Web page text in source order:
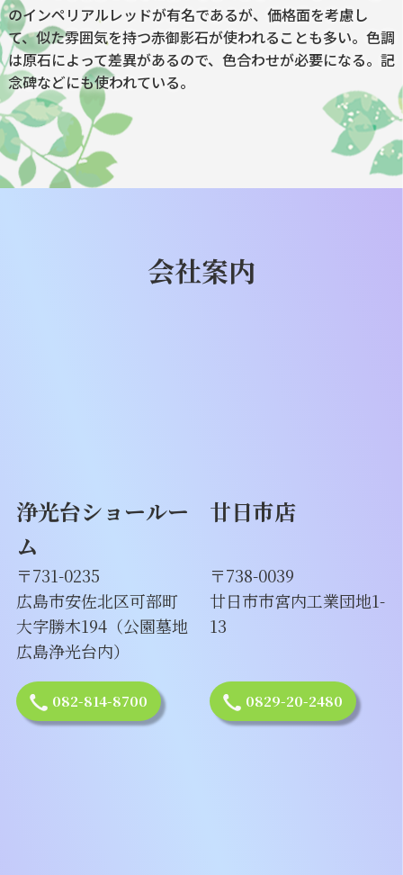
のインペリアルレッドが有名であるが、価格面を考慮し
て、似た雰囲気を持つ赤御影石が使われることも多い。色調
は原石によって差異があるので、色合わせが必要になる。記
念碑などにも使われている。
会社案内
浄光台ショールー
ム
〒731-0235
広島市安佐北区可部町
大字勝木194（公園墓地
広島浄光台内）
082-814-8700
廿日市店
〒738-0039
廿日市市宮内工業団地1-
13
0829-20-2480